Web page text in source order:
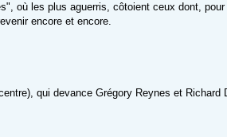
où les plus aguerris, côtoient ceux dont,
encore et encore.
qui devance Grégory Reynes et